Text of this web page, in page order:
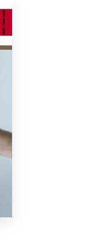
info@elvislab.lt